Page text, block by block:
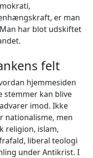
er man
har blot udskiftet
felt
hjemmesiden
stemmer kan blive
imod. Ikke
nationalisme, men
religion, islam,
liberal teologi
under Antikrist. I